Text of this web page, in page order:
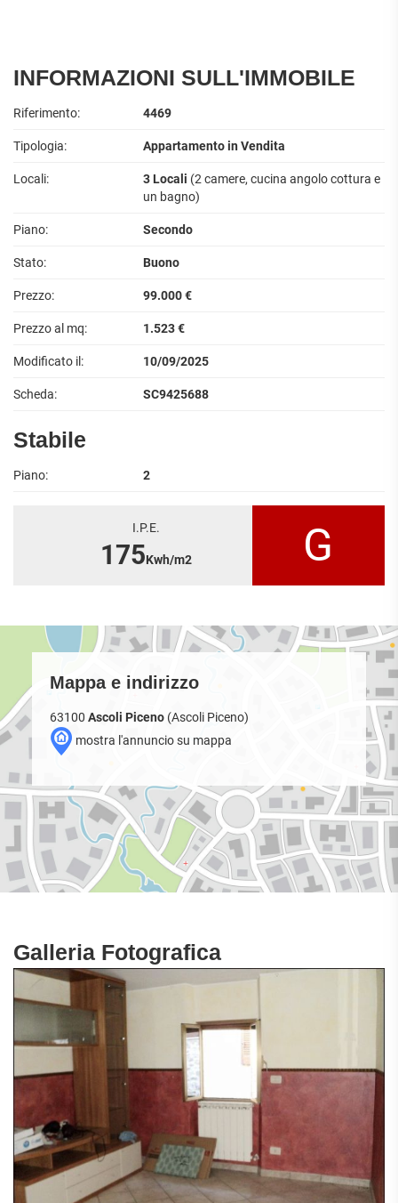
INFORMAZIONI SULL'IMMOBILE
Riferimento: 4469
Tipologia: Appartamento in Vendita
Locali: 3 Locali (2 camere, cucina angolo cottura e
un bagno)
Piano: Secondo
Stato: Buono
Prezzo: 99.000 €
Prezzo al mq: 1.523 €
Modificato il: 10/09/2025
Scheda: SC9425688
Stabile
Piano: 2
I.P.E.
175Kwh/m2 G
Mappa e indirizzo
63100 Ascoli Piceno(Ascoli Piceno)
mostra l'annuncio su mappa
Galleria Fotografica